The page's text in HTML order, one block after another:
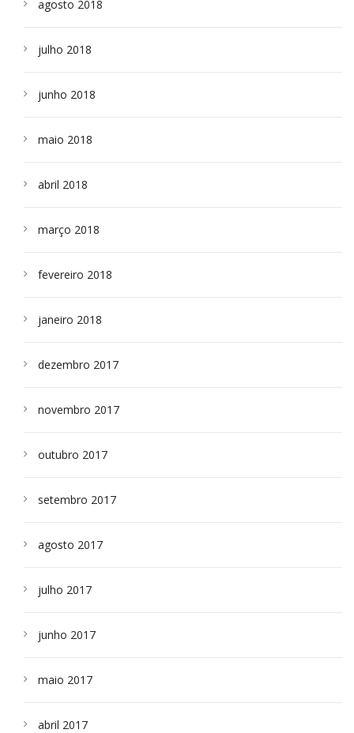
agosto 2018
julho 2018
junho 2018
maio 2018
abril 2018
março 2018
fevereiro 2018
janeiro 2018
dezembro 2017
novembro 2017
outubro 2017
setembro 2017
agosto 2017
julho 2017
junho 2017
maio 2017
abril 2017